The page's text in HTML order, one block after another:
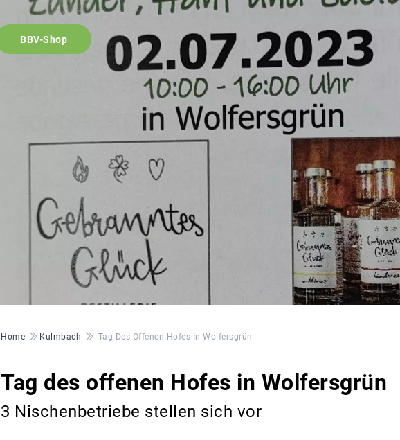
BBV-Shop
Pfadnavigation
Home Kulmbach Tag Des Offenen Hofes In Wolfersgrün
Tag des offenen Hofes in Wolfersgrün
3 Nischenbetriebe stellen sich vor